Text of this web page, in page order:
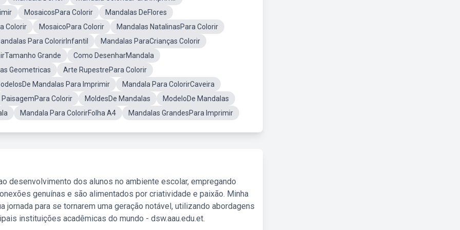
MosaicosPara Colorir
Mandalas DeFlores
Colorir
MosaicoPara Colorir
Mandalas NatalinasPara Colorir
Para ColorirInfantil
Mandalas ParaCrianças Colorir
Grande
Como DesenharMandala
Geometricas
Arte RupestrePara Colorir
Mandalas Para Imprimir
Mandala Para ColorirCaveira
PaisagemPara Colorir
MoldesDe Mandalas
ModeloDe Mandalas
Mandala Para ColorirFolha A4 Mandalas GrandesPara Imprimir
desenvolvimento dos alunos no ambiente escolar, empregando
genuínas e são alimentados por criatividade e paixão. Minha
para se tornarem uma geração notável, utilizando abordagens
instituições acadêmicas do mundo - dsw.aau.edu.et.